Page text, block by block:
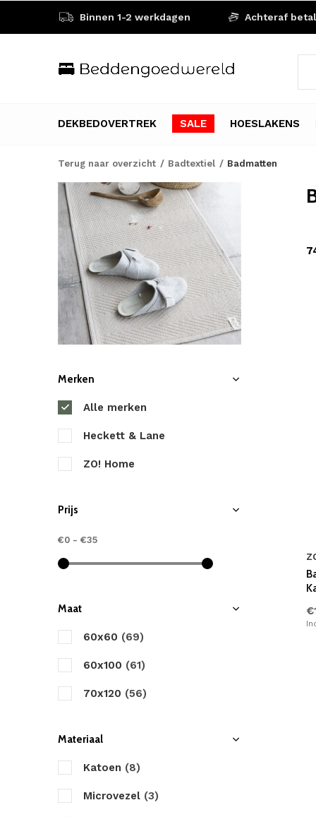
DEKBEDOVERTREK SALE HOESLAKENS
Binnen 1-2 werkdagen Achteraf
Terug naar overzicht Badtextiel Badmatten
Merken
Alle merken
Heckett & Lane
ZO! Home
Prijs
€0 - €35
Maat
60x60 (69)
60x100 (61)
70x120 (56)
Materiaal
Katoen (8)
Microvezel (3)